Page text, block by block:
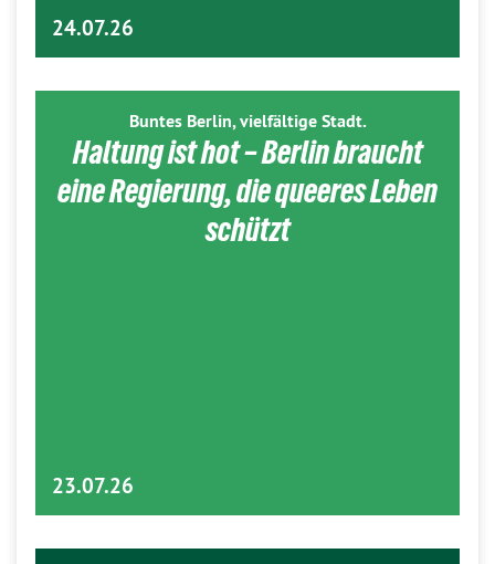
24.07.26
Buntes Berlin, vielfältige Stadt.
Haltung ist hot – Berlin braucht
eine Regierung, die queeres Leben
schützt
23.07.26